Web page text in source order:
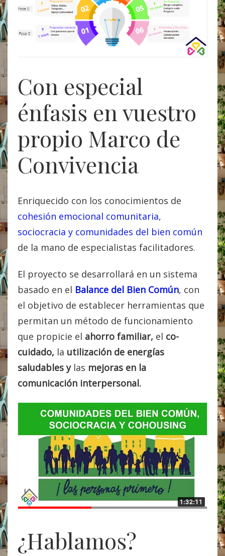
Con especial
énfasis en vuestro
propio Marco de
Convivencia
Enriquecido con los conocimientos de
cohesión emocional comunitaria,
sociocracia y comunidades del bien común
de la mano de especialistas facilitadores.
El proyecto se desarrollará en un sistema
basado en el Balance del Bien Común, con
el objetivo de establecer herramientas que
permitan un método de funcionamiento
que propicie el ahorro familiar, el co-
cuidado, la utilización de energías
saludables y las mejoras en la
comunicación interpersonal.
¿Hablamos?